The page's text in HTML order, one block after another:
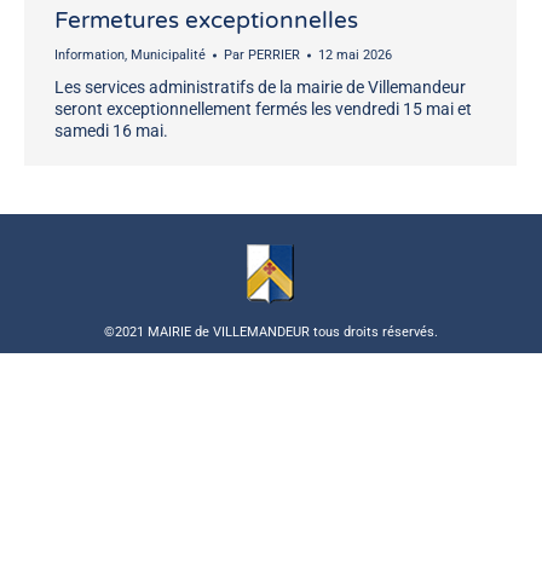
Fermetures exceptionnelles
Information, Municipalité Par PERRIER 12 mai 2026
Les services administratifs de la mairie de Villemandeur
seront exceptionnellement fermés les vendredi 15 mai et
samedi 16 mai.
©2021 MAIRIE de VILLEMANDEUR tous droits réservés.